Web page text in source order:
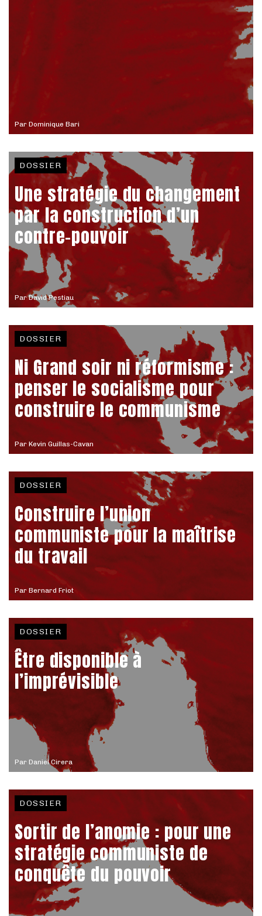
Par Dominique Bari
ParDavid Pestiau
DOSSIER
Une stratégie du changement
par la construction d’un
contre-pouvoir
Par Kevin Guillas-Cavan
DOSSIER
Ni Grand soir ni réformisme :
penser le socialisme pour
construire le communisme
Par Bernard Friot
DOSSIER
Construire l’union
communiste pour la maîtrise
du travail
Par Daniel Cirera
DOSSIER
Être disponible à
l’imprévisible
DOSSIER
Sortir de l’anomie : pour une
stratégie communiste de
conquête du pouvoir